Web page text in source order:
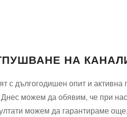
НА
с дългогодишен опит и
можем да обявим, че при
можем да гарантираме